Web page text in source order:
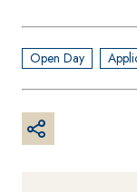
Open Day
PAVIMENTI E
AQU
–